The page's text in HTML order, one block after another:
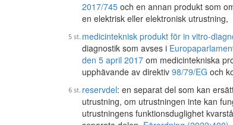
2017/745 och en annan produkt som
en elektrisk eller elektronisk utrustning,
medicinteknisk produkt för in vitro-
diagnostik som avses i
den 5 april 2017 om medicintekniska
upphävande av direktiv 98/79/EG och
reservdel: en separat del som kan
utrustning, om utrustningen inte kan
utrustningens funktionsduglighet